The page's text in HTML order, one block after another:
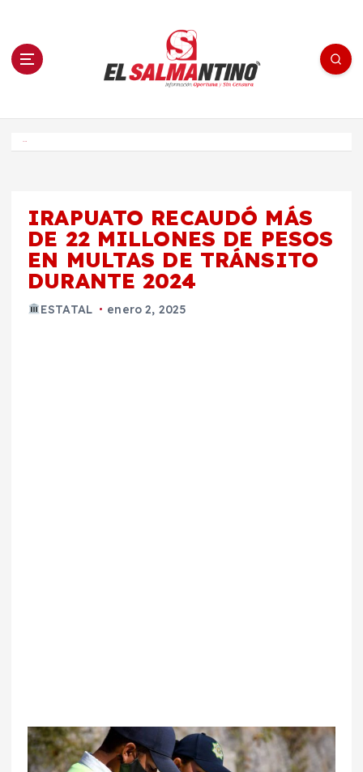
n El Salmantino - medios/noticias/editorial
IRAPUATO RECAUDÓ MÁS
DE 22 MILLONES DE PESOS
EN MULTAS DE TRÁNSITO
DURANTE 2024
ESTATAL enero 2, 2025